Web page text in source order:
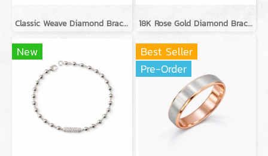
Classic Weave Diamond Bracelets 18K Rose Gold Diamond Bracelet
New
Best Seller
Pre-Order